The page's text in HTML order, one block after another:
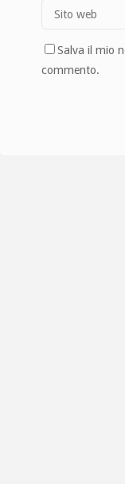
Salva il mio
commento.